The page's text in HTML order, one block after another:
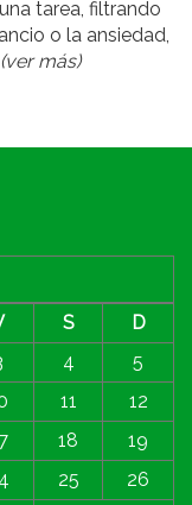
tarea, filtrando
o la ansiedad,
(ver más)
S
D
4
5
11
12
18
19
25
26